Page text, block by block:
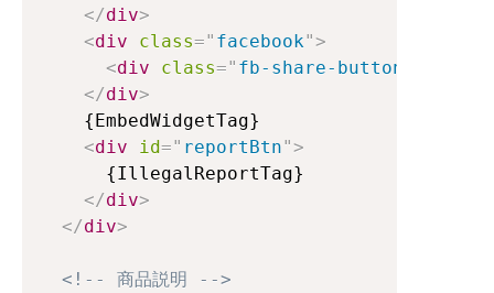
</div>
<div class=" facebook">
<div class=" fb-share-button
</div>
    {EmbedWidgetTag}
<div id=" reportBtn">
      {IllegalReportTag}
</div>
</div>
<!-- 商品説明 -->